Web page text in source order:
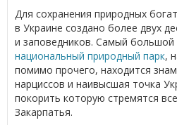
Для сохранения природных
в Украине создано более двух
и заповедников. Самый большой
национальный природный парк,
помимо прочего, находится
нарциссов и наивысшая точка
покорить которую стремятся
Закарпатья.